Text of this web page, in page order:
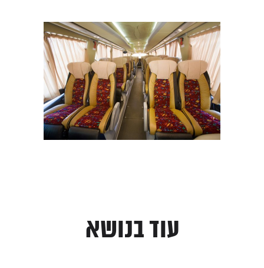
עוד בנושא